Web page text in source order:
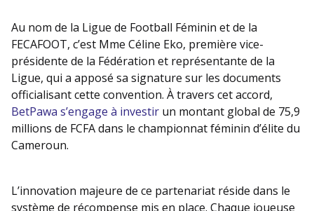
Au nom de la Ligue de Football Féminin et de la
FECAFOOT, c’est Mme Céline Eko, première vice-
présidente de la Fédération et représentante de la
Ligue, qui a apposé sa signature sur les documents
officialisant cette convention. À travers cet accord,
BetPawa s’engage à investir un montant global de 75,9
millions de FCFA dans le championnat féminin d’élite du
Cameroun.
L’innovation majeure de ce partenariat réside dans le
système de récompense mis en place. Chaque joueuse